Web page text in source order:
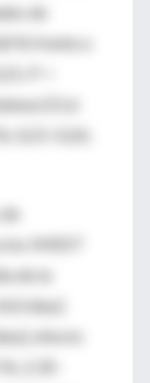
de
% frente a
P <
(21,6
0,21-0,26;
IMEST
de la
días]
efecto
2,35-